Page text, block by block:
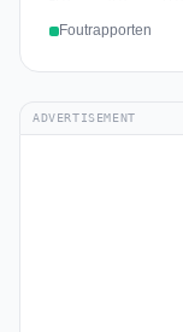
Foutrapporten
ADVERTISEMENT